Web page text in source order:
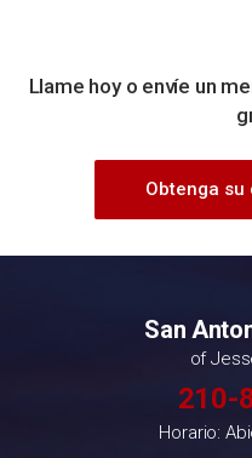
Llame hoy o envíe un
Obtenga
San
of
210-
Horario: